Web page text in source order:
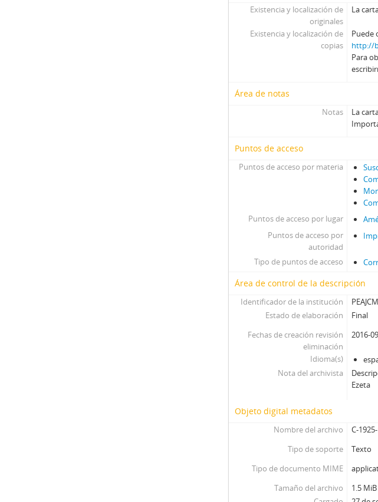
Existencia y localización de
originales
La
Existencia y localización de
copias
Puede
http://
Para
Área de notas
Notas
La
Puntos de acceso
Puntos de acceso por materia
Puntos de acceso por lugar
Puntos de acceso por
autoridad
Tipo de puntos de acceso
Área de control de la descripción
Identificador de la institución
PEAJCM
Estado de elaboración
Final
Fechas de creación revisión
eliminación
2016-
Idioma(s)
Nota del archivista
Ezeta
Objeto digital metadatos
Nombre del archivo
C-
Tipo de soporte
Texto
Tipo de documento MIME
Tamaño del archivo
1.5 MiB